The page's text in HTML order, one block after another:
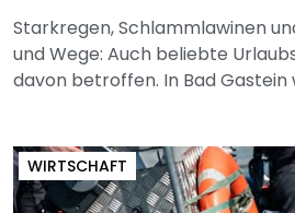
Starkregen, Schlammlawinen
und Wege: Auch beliebte
davon betroffen. In Bad Gastein
WIRTSCHAFT